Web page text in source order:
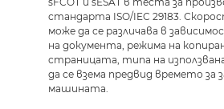
стандарта ISO/IEC 29183.
може да се различава в
на документа, режима на
страницата, типа на
да се взема предвид времето за
машината.